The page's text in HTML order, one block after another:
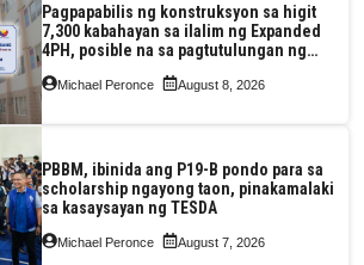
Pagpapabilis ng konstruksyon sa higit
7,300 kabahayan sa ilalim ng Expanded
4PH, posible na sa pagtutulungan ng
Pag-IBIG at P.A. Alvarez
Michael Peronce August 8, 2026
PBBM, ibinida ang P19-B pondo para sa
scholarship ngayong taon, pinakamalaki
sa kasaysayan ng TESDA
Michael Peronce August 7, 2026